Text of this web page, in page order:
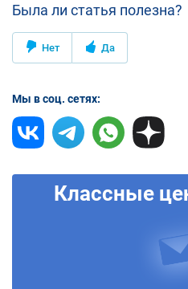
Была ли статья полезна?
Нет Да
Мы в соц. сетях:
Классные